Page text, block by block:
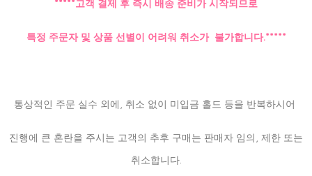
*****고객 결제 후 즉시 배송 준비가 시작되므로
특정 주문자 및 상품 선별이 어려워 취소가 불가합니다.*****
통상적인 주문 실수 외에, 취소 없이 미입금 홀드 등을 반복하시어
진행에 큰 혼란을 주시는 고객의 추후 구매는 판매자 임의, 제한 또는
취소합니다.